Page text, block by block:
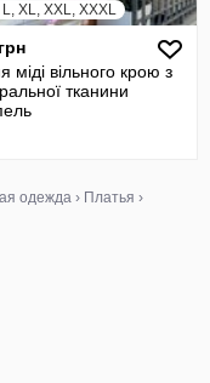
L, XL, XXL, XXXL
міді вільного крою з
тканини
одежда › Платья ›